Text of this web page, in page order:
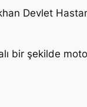
Devlet
bir şekilde